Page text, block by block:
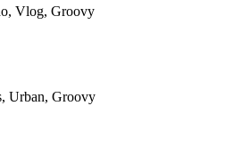
Vlog, Groovy
Urban, Groovy